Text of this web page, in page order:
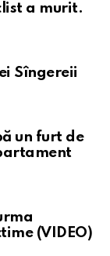
a murit.
Sîngereii
un furt de
(VIDEO)